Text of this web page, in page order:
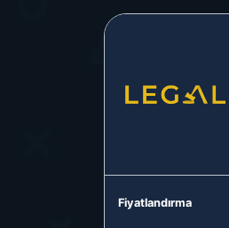
Fiyatlandırma